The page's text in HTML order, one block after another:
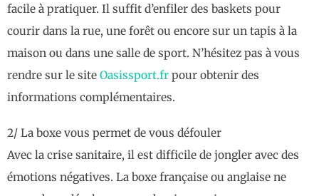
facile à pratiquer. Il suffit d’enfiler des baskets pour
courir dans la rue, une forêt ou encore sur un tapis à la
maison ou dans une salle de sport. N’hésitez pas à vous
rendre sur le site Oasissport.fr pour obtenir des
informations complémentaires.
2/ La boxe vous permet de vous défouler
Avec la crise sanitaire, il est difficile de jongler avec des
émotions négatives. La boxe française ou anglaise ne